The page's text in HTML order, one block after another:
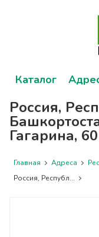
Каталог
Россия,
Гагарина, 60
Главная Адреса
Россия, Республ...